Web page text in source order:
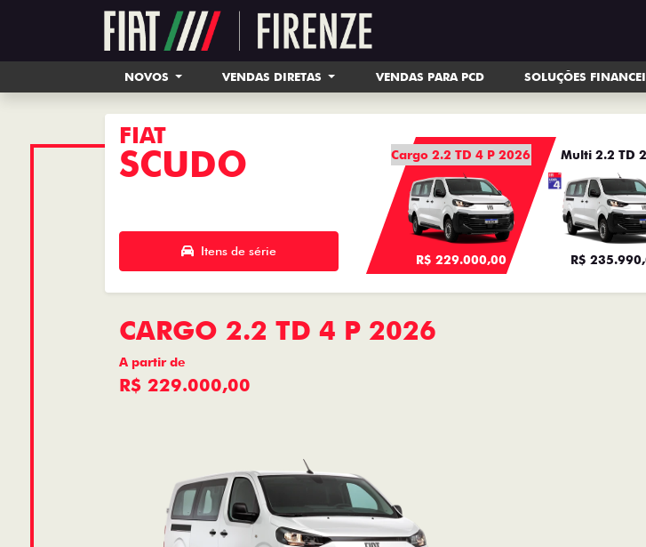
NOVOS VENDAS DIRETAS VENDAS PARA PCD SOLUÇÕES
FIAT
SCUDO
Itens de série
Cargo 2.2 TD 4 P 2026
R$ 229.000,00
Multi 2.2 TD
R$
CARGO 2.2 TD 4 P 2026
A partir de
R$ 229.000,00